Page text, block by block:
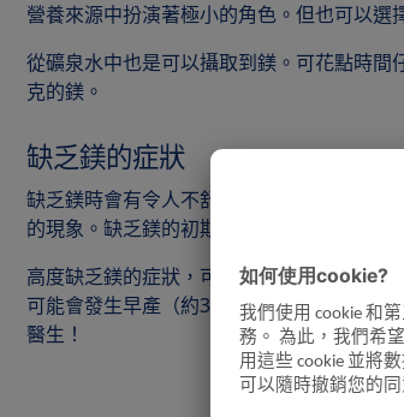
營養來源中扮演著極小的角色。但也可以選
從礦泉水中也是可以攝取到鎂。可花點時
克的鎂。
缺乏鎂的症狀
缺乏鎂時會有令人不舒服的症狀:在夜間睡
的現象。缺乏鎂的初期症狀：手腳有如針刺
高度缺乏鎂的症狀，可能會有神經質、健忘
可能會發生早產（約30週）。請確保從日
醫生！